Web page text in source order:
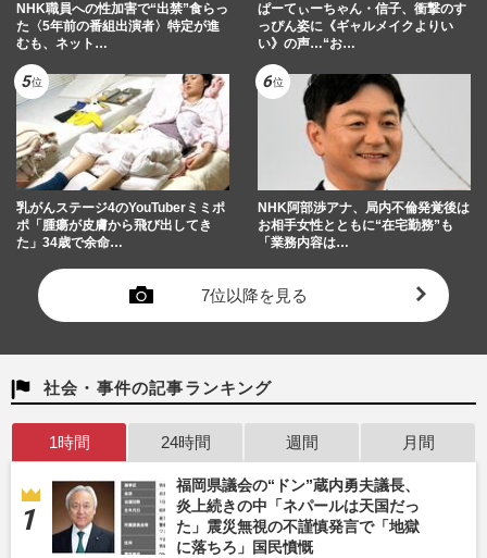
NHK職員への性加害で“出禁”食らっ
た〈5年前の番組出演者〉特定が進
むも、ネット…
ぱーてぃーちゃん・信子、衝撃のす
っぴん姿に《ギャルメイクよりい
い》の声…“お…
乳がんステージ4のYouTuberミミポ
ポ「腫瘍が皮膚から飛び出してき
た」34歳で余命…
NHK阿部渉アナ、局内不倫発覚後は
お相手女性とともに“在宅勤務”も
「業務内容は…
7位以降を見る
社会・事件の記事ランキング
1時間 24時間 週間 月間
福岡県議会の“ドン”蔵内勇夫議長、
炎上続きの中「ネパールは天国だっ
た」震災無視の不謹慎発言で「地獄
に落ちろ」国民憤慨